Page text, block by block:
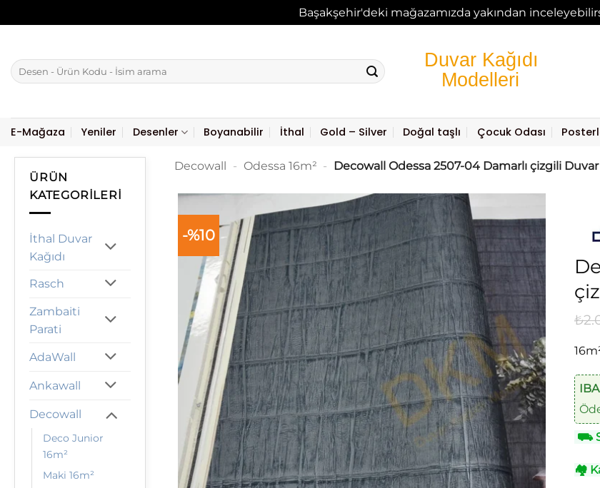
Başakşehir'deki mağazamızda yakından
Ara:
E-Mağaza Yeniler Desenler Boyanabilir İthal Gold – Silver Doğal taşlı Çocuk Odası
ÜRÜN
KATEGORILERI
İthal Duvar
Kağıdı
Rasch
Zambaiti
Parati
AdaWall
Ankawall
Decowall
Deco Junior
16m²
Maki 16m²
Decowall - Odessa 16m² - Decowall Odessa 2507-04 Damarlı çizgili Duvar
-%10
₺
⛟
🏘